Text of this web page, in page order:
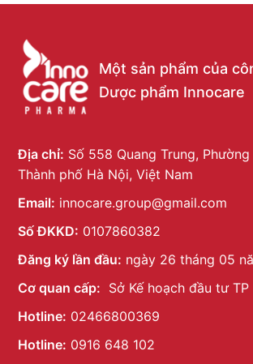
Một sản phẩm của
Dược phẩm Innocare
Địa chỉ: Số 558 Quang Trung,
Thành phố Hà Nội, Việt Nam
Email: innocare.group@gmail.com
Số ĐKKD: 0107860382
Đăng ký lần đầu: ngày 26 tháng 05
Cơ quan cấp: Sở Kế hoạch đầu tư TP
Hotline: 02466800369
Hotline: 0916 648 102